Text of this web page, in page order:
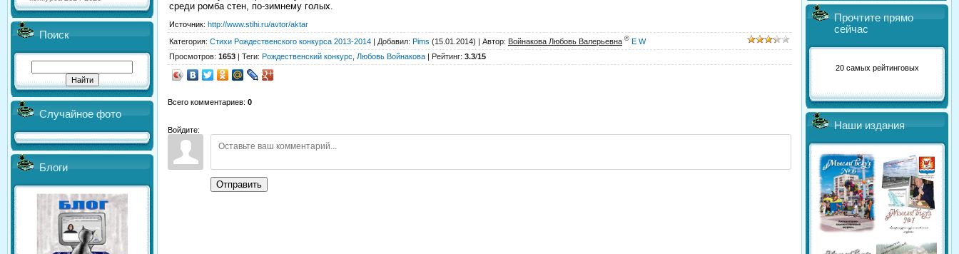
Поиск
Случайное фото
Блоги
среди ромба стен, по-зимнему голых.
Источник: http://www.stihi.ru/avtor/aktar
Категория: Стихи Рождественского конкурса 2013-2014 | Добавил: Pims (15.01.2014) | Автор: Войнакова Любовь Валерьевна © E W
Просмотров: 1653 | Теги: Рождественский конкурс Любовь Войнакова | Рейтинг: 3.3/15
Всего комментариев: 0
Войдите:
Отправить
Прочтите прямо
сейчас
20 самых рейтинговых
Наши издания